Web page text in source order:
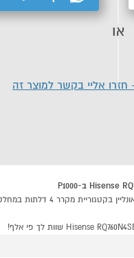
או
חזרו אליי בקשר למוצר זה